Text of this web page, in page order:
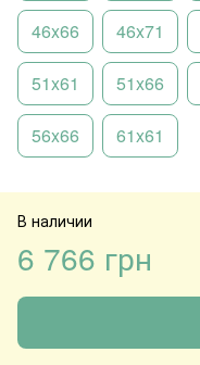
46x66 46x71
51x61 51x66
56x66 61x61
В наличии
6 766 грн